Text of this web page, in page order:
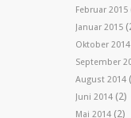
Februar 2015
Januar 2015
Oktober 2014
September
August 2014
Juni 2014 (2)
Mai 2014 (2)